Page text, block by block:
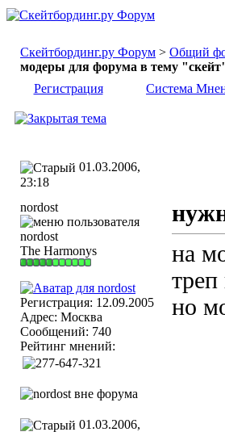
Скейтбординг.ру Форум > Общий
модеры для форума в тему
Регистрация
Система
01.03.2006,
23:18
nordost
The Harmonys
Регистрация: 12.09.2005
Адрес: Москва
Сообщений: 740
Рейтинг мнений:
на
треп
но
01.03.2006,